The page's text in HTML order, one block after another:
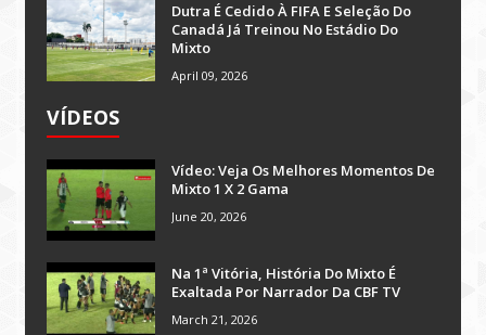
Dutra É Cedido À FIFA E Seleção Do
Canadá Já Treinou No Estádio Do
Mixto
April 09, 2026
VÍDEOS
Vídeo: Veja Os Melhores Momentos De
Mixto 1 X 2 Gama
June 20, 2026
Na 1ª Vitória, História Do Mixto É
Exaltada Por Narrador Da CBF TV
March 21, 2026